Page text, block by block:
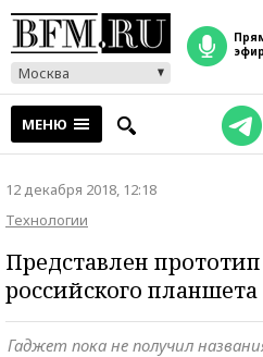
Москва
прямой
эфир
МЕНЮ
12 декабря 2018, 12:18
Технологии
Представлен
российского планшета
Гаджет пока не получил